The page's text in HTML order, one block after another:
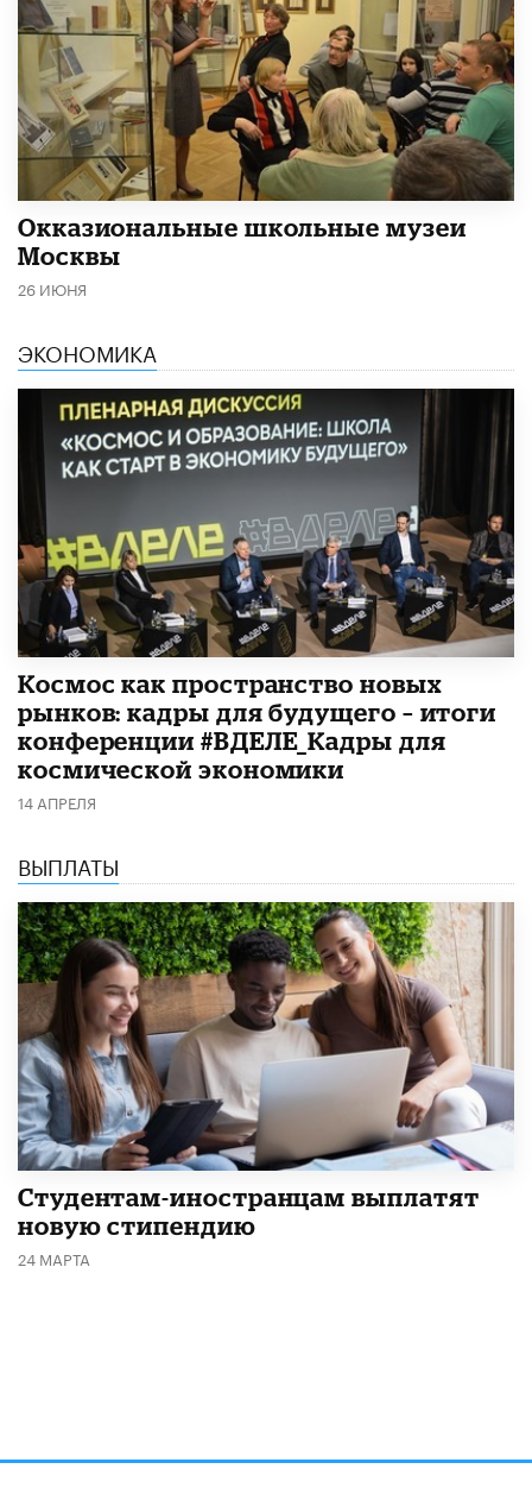
​Окказиональные школьные музеи
Москвы
26 ИЮНЯ
ЭКОНОМИКА
Космос как пространство новых
рынков: кадры для будущего – итоги
конференции #ВДЕЛЕ_Кадры для
космической экономики
14 АПРЕЛЯ
ВЫПЛАТЫ
Студентам-иностранцам выплатят
новую стипендию
24 МАРТА